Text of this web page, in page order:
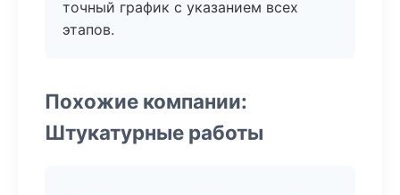
точный график с указанием всех
этапов.
Похожие компании:
Штукатурные работы